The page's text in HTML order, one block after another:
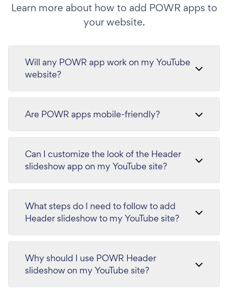
Learn more about how to add POWR apps to
your website.
Will any POWR app work on my YouTube
website?
Are POWR apps mobile-friendly?
Can I customize the look of the Header
slideshow app on my YouTube site?
What steps do I need to follow to add
Header slideshow to my YouTube site?
Why should I use POWR Header
slideshow on my YouTube site?